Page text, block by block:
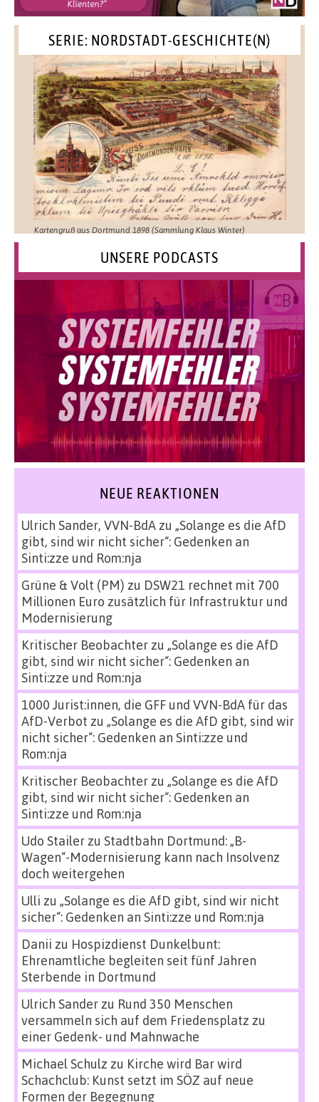
SERIE: NORDSTADT-GESCHICHTE(N)
Kartengruß aus Dortmund 1898 (Sammlung Klaus Winter)
UNSERE PODCASTS
NEUE REAKTIONEN
Ulrich Sander, VVN-BdAzu „Solange es die AfD
gibt, sind wir nicht sicher“: Gedenken an
Sinti:zze und Rom:nja
Grüne & Volt (PM) zu DSW21 rechnet mit 700
Millionen Euro zusätzlich für Infrastruktur und
Modernisierung
Kritischer Beobachterzu „Solange es die AfD
gibt, sind wir nicht sicher“: Gedenken an
Sinti:zze und Rom:nja
1000 Jurist:innen, die GFF und VVN-BdA für das
AfD-Verbot zu „Solange es die AfD gibt, sind wir
nicht sicher“: Gedenken an Sinti:zze und
Rom:nja
Kritischer Beobachterzu „Solange es die AfD
gibt, sind wir nicht sicher“: Gedenken an
Sinti:zze und Rom:nja
Udo Stailerzu Stadtbahn Dortmund: „B-
Wagen“-Modernisierung kann nach Insolvenz
doch weitergehen
Ulli zu „Solange es die AfD gibt, sind wir nicht
sicher“: Gedenken an Sinti:zze und Rom:nja
Danii zu Hospizdienst Dunkelbunt:
Ehrenamtliche begleiten seit fünf Jahren
Sterbende in Dortmund
Ulrich Sanderzu Rund 350 Menschen
versammeln sich auf dem Friedensplatz zu
einer Gedenk- und Mahnwache
Michael Schulz zu Kirche wird Bar wird
Schachclub: Kunst setzt im SÖZ auf neue
Formen der Begegnung